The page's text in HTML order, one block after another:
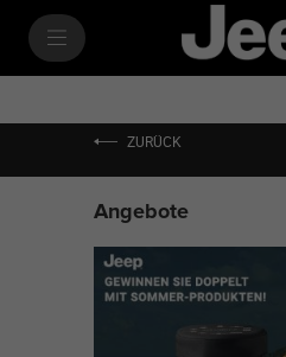
ZURÜCK
Angebote